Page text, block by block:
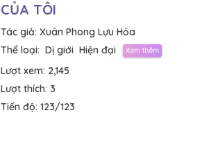
CỦA TÔI
Tác giả: Xuân Phong Lựu Hỏa
Thể loại: Dị giới Hiện đại
Lượt xem: 2,145
Lượt thích: 3
Tiến độ: 123/123